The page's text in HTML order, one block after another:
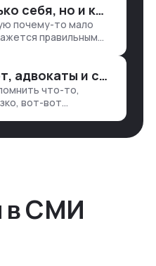
по проекту
Обучайте не только себя, но и клиентов
почему-то мало
правильным
Интернет умирает, адвокаты и судьи в растерянности, а я хочу песню
что-то,
вот-вот
повезе…
в СМИ